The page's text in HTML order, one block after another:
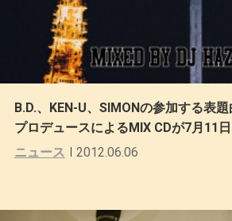
B.D.、KEN-U、SIMONの参加する表
プロデュースによるMIX CDが7月11日
ニュース
2012.06.06